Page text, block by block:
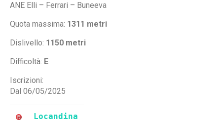
ANE Elli – Ferrari – Buneeva
Quota massima: 1311 metri
Dislivello: 1150 metri
Difficoltà: E
Iscrizioni:
Dal 06/05/2025
Locandina